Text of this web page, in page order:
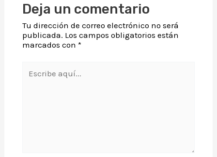
Deja un comentario
Tu dirección de correo electrónico no será
publicada. Los campos obligatorios están
marcados con *